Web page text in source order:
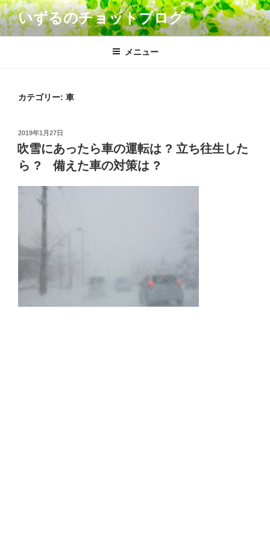
コ
ン
テ
いずるのチョットブログ
メニュー
カテゴリー: 車
投
稿
日:
2019年1月27日
吹雪にあったら車の運転は ? 立ち往生した
ら ? 備えた車の対策は ?